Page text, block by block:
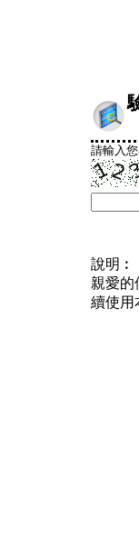
請輸入
說明︰
親愛的
續使用